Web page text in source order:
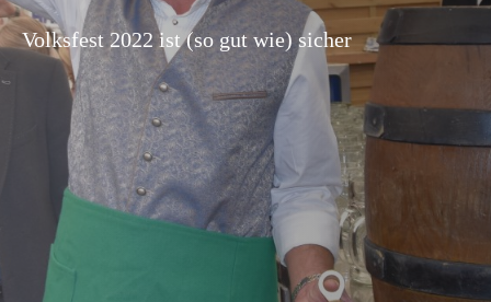
Volksfest 2022 ist (so gut wie) sicher